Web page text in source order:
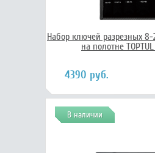
Набор ключей разрезных
на полотне
4390 руб.
В наличии